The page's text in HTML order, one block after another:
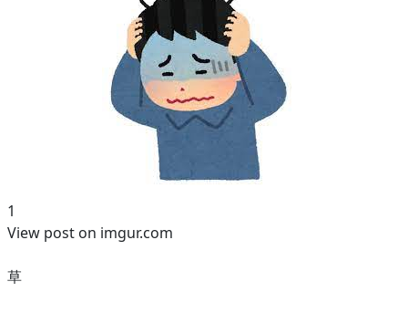
1
View post on imgur.com
草